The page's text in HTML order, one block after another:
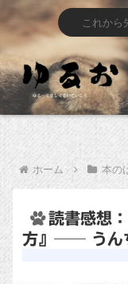
これから
ホーム 本の
読書感想
方』── うん